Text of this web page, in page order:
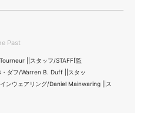
Past
||スタッフ/STAFF[監
・ダフ/Warren B. Duff ||スタッ
ンウェアリング/Daniel Mainwaring ||ス